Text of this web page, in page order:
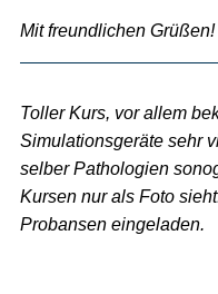
Mit freundlichen Grüßen!
Toller Kurs, vor allem
Simulationsgeräte sehr
selber Pathologien
Kursen nur als Foto
Probansen eingeladen.